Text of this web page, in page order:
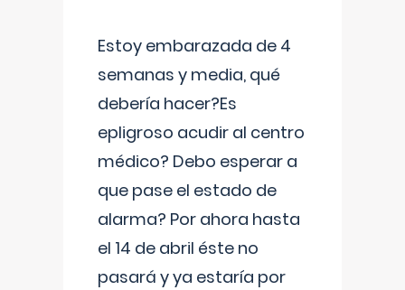
Estoy embarazada de 4
semanas y media, qué
debería hacer?Es
epligroso acudir al centro
médico? Debo esperar a
que pase el estado de
alarma? Por ahora hasta
el 14 de abril éste no
pasará y ya estaría por